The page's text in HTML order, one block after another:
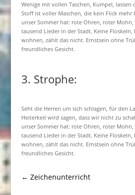
Wenige mit vollen Taschen, Kumpel,
Stoff ist voller Maschen, die kein Flick mehr
unser Sommer hat: rote Ohren, roter
tausend Lieder in der Stadt. Keine Floskeln,
wohnen, zählt das nicht. Ernstsein ohne
freundliches Gesicht.
3. Strophe:
Seht die Herren um sich schlagen, für den
Heiterkeit wird sagen, dass wir nicht zu
unser Sommer hat: rote Ohren, roter
tausend Lieder in der Stadt. Keine Floskeln,
wohnen, zählt das nicht. Ernstsein ohne
freundliches Gesicht.
← Zeichenunterricht